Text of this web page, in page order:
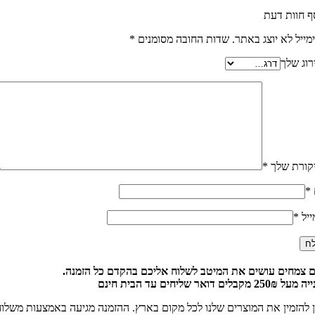
חוות דעת
לא יוצג באתר. שדות החובה מסומנים *
שלך
שלך *
*
*
צמחים עושים את המיטב לשלוח אליכם בהקדם כל הזמנה.
מקבלים דואר שליחים עד הבית חינם
להזמין את המוצרים שלנו לכל מקום בארץ. ההזמנה מגיעה באמצעות